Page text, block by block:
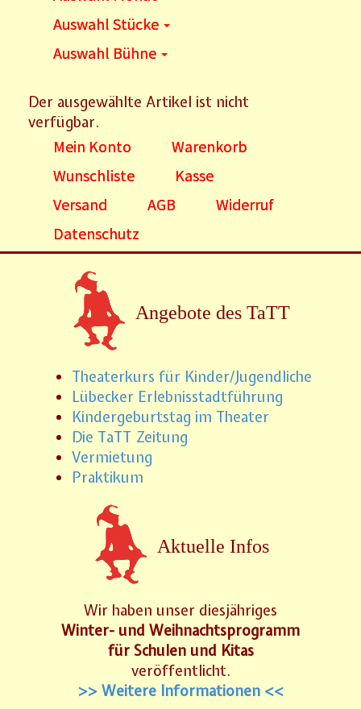
Auswahl Stücke
Auswahl Bühne
Der ausgewählte Artikel ist nicht
verfügbar.
Mein Konto
Warenkorb
Wunschliste
Kasse
Versand
AGB
Widerruf
Datenschutz
Angebote des TaTT
Theaterkurs für Kinder/Jugendliche
Lübecker Erlebnisstadtführung
Kindergeburtstag im Theater
Die TaTT Zeitung
Vermietung
Praktikum
Aktuelle Infos
Wir haben unser diesjähriges
Winter- und Weihnachtsprogramm
für Schulen und Kitas
veröffentlicht.
>> Weitere Informationen <<